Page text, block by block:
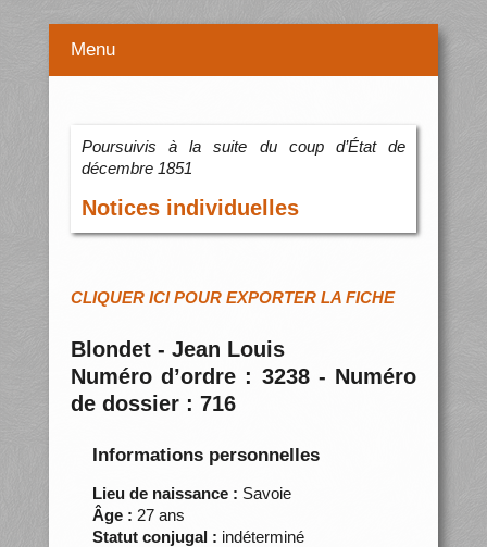
Menu
Poursuivis à la suite du coup d’État de
décembre 1851
Notices individuelles
CLIQUER ICI POUR EXPORTER LA FICHE
Blondet - Jean Louis
Numéro d’ordre : 3238 - Numéro
de dossier : 716
Informations personnelles
Lieu de naissance : Savoie
Âge : 27 ans
Statut conjugal : indéterminé